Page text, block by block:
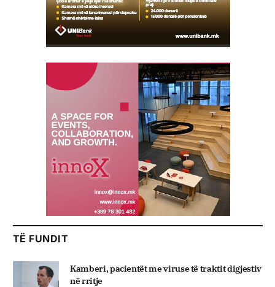
TË FUNDIT
Kamberi, pacientët me viruse të traktit digjestiv
në rritje